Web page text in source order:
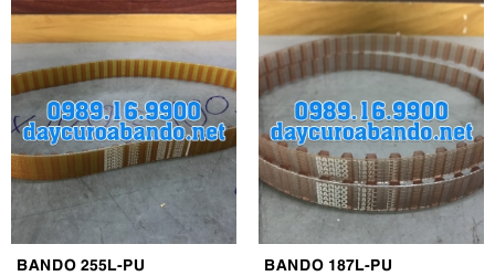
BANDO 255L-PU BANDO 187L-PU